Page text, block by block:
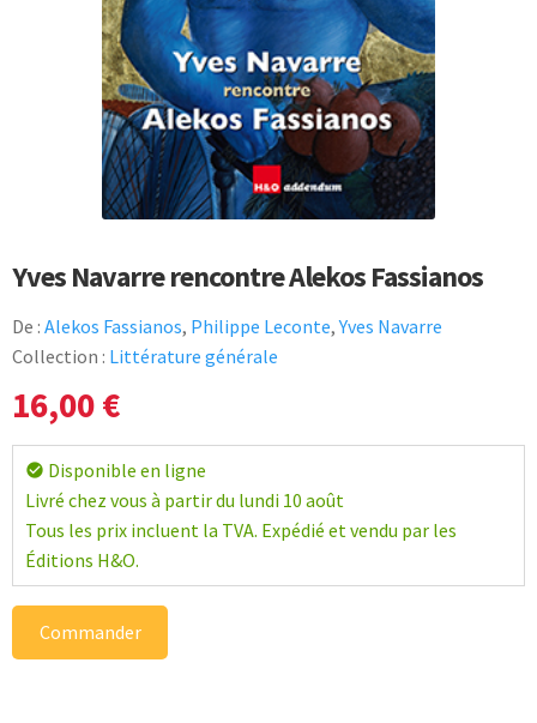
Yves Navarre rencontre Alekos Fassianos
De : Alekos Fassianos, Philippe Leconte,Yves Navarre
Collection : Littérature générale
16,00€
check_circle Disponible en ligne
Livré chez vous à partir du lundi 10 août
Tous les prix incluent la TVA. Expédié et vendu par les
Éditions H&O.
Commander